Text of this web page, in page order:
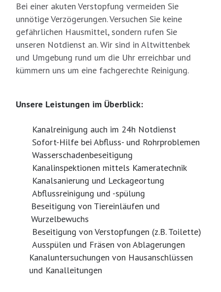
Bei einer akuten Verstopfung vermeiden Sie
unnötige Verzögerungen. Versuchen Sie keine
gefährlichen Hausmittel, sondern rufen Sie
unseren Notdienst an. Wir sind in Altwittenbek
und Umgebung rund um die Uhr erreichbar und
kümmern uns um eine fachgerechte Reinigung.
Unsere Leistungen im Überblick:
Kanalreinigung auch im 24h Notdienst
Sofort-Hilfe bei Abfluss- und Rohrproblemen
Wasserschadenbeseitigung
Kanalinspektionen mittels Kameratechnik
Kanalsanierung und Leckageortung
Abflussreinigung und -spülung
Beseitigung von Tiereinläufen und
Wurzelbewuchs
Beseitigung von Verstopfungen (z.B. Toilette)
Ausspülen und Fräsen von Ablagerungen
Kanaluntersuchungen von Hausanschlüssen
und Kanalleitungen